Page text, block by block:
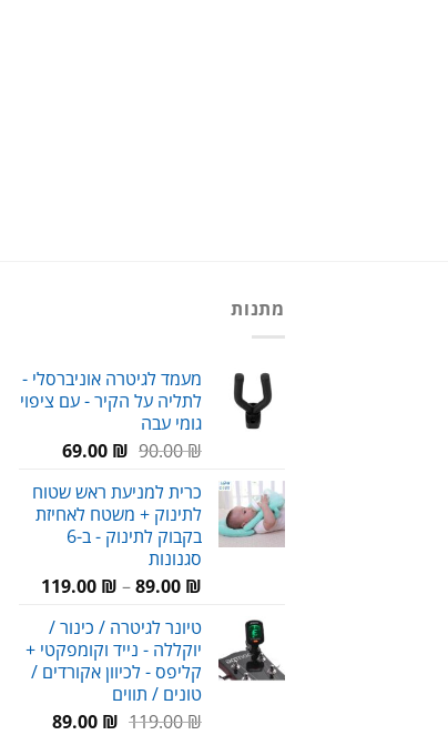
מתנות
מעמד לגיטרה אוניברסלי -
לתליה על הקיר - עם ציפוי
גומי עבה
90.00₪
המחיר
היה:
90.00 ₪.
69.00 ₪
המחיר
הוא:
69.00 ₪.
כרית למניעת ראש שטוח
לתינוק + משטח לאחיזת
בקבוק לתינוק - ב-6
סגנונות
89.00 ₪
–
119.00 ₪
עד
טיונר לגיטרה / כינור /
יוקללה - נייד וקומפקטי +
קליפס - לכיוון אקורדים /
טונים / תווים
119.00₪
המחיר89.00 ₪
המחיר